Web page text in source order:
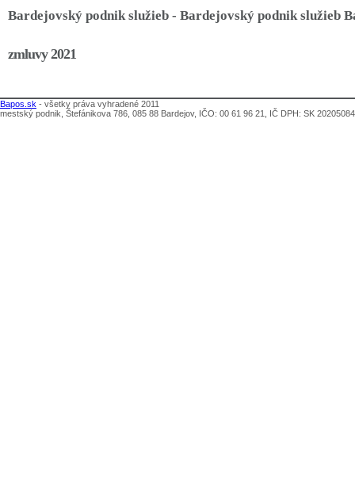
Bardejovský podnik služieb - Bardejovský podnik služieb
zmluvy 2021
Bapos.sk - všetky práva vyhradené 2011
mestský podnik, Štefánikova 786, 085 88 Bardejov, IČO: 00 61 96 21, IČ DPH: SK